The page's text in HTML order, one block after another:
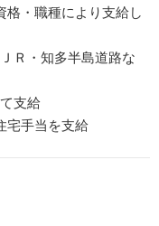
・職種により支給し
Ｒ・知多半島道路な
支給
宅手当を支給